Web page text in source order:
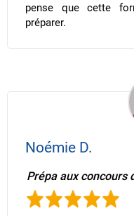
pense que cette
préparer.
Noémie D.
Prépa aux concours